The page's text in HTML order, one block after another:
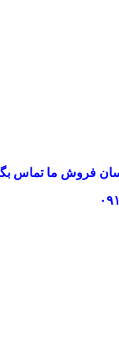
فروش ما تماس